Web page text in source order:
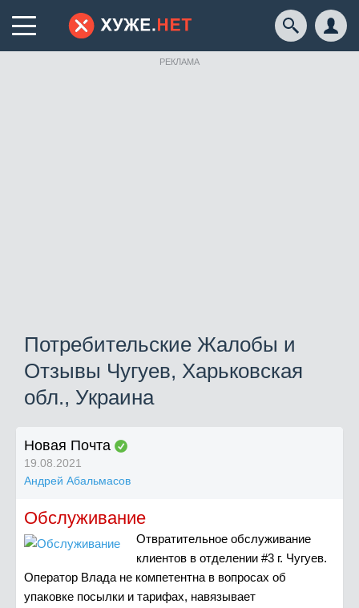
РЕКЛАМА
Потребительские Жалобы и
Отзывы Чугуев, Харьковская
обл., Украина
Новая Почта
19.08.2021
Андрей Абальмасов
Обслуживание
Отвратительное обслуживание
клиентов в отделении #3 г. Чугуев.
Оператор Влада не компетентна в вопросах об
упаковке посылки и тарифах, навязывает